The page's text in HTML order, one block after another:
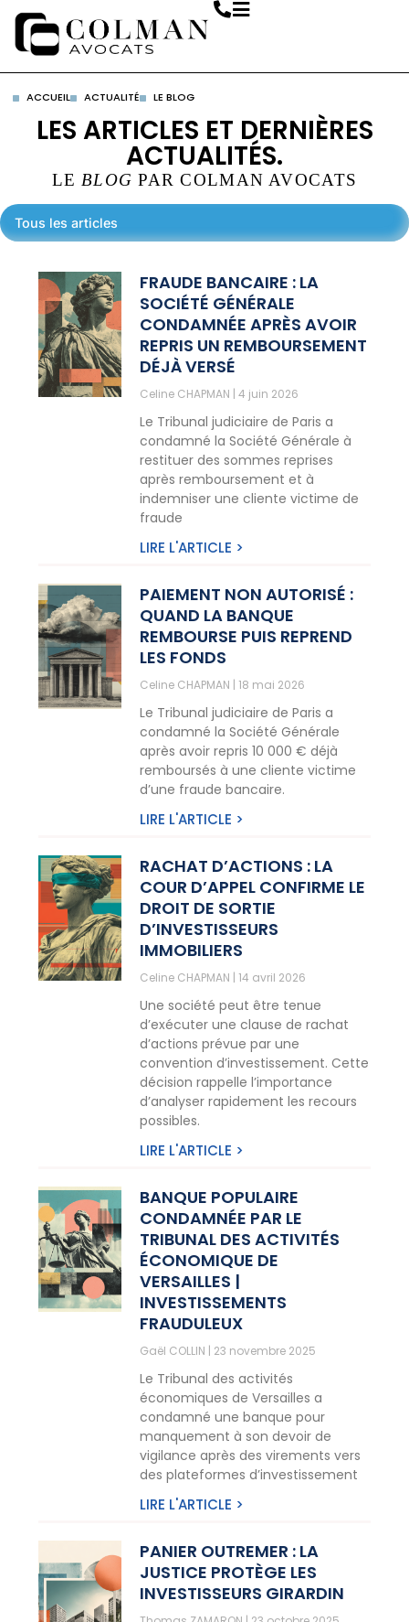
ACCUEIL ACTUALITÉ LE BLOG
LES ARTICLES ET DERNIÈRES
ACTUALITÉS.
LE BLOGPAR COLMAN AVOCATS
Tous les articles
FRAUDE BANCAIRE : LA
SOCIÉTÉ GÉNÉRALE
CONDAMNÉE APRÈS AVOIR
REPRIS UN REMBOURSEMENT
DÉJÀ VERSÉ
Celine CHAPMAN 4 juin 2026
Le Tribunal judiciaire de Paris a
condamné la Société Générale à
restituer des sommes reprises
après remboursement et à
indemniser une cliente victime de
fraude
LIRE L'ARTICLE >
PAIEMENT NON AUTORISÉ :
QUAND LA BANQUE
REMBOURSE PUIS REPREND
LES FONDS
Celine CHAPMAN 18 mai 2026
Le Tribunal judiciaire de Paris a
condamné la Société Générale
après avoir repris 10 000 € déjà
remboursés à une cliente victime
d’une fraude bancaire.
LIRE L'ARTICLE >
RACHAT D’ACTIONS : LA
COUR D’APPEL CONFIRME LE
DROIT DE SORTIE
D’INVESTISSEURS
IMMOBILIERS
Celine CHAPMAN 14 avril 2026
Une société peut être tenue
d’exécuter une clause de rachat
d’actions prévue par une
convention d’investissement. Cette
décision rappelle l’importance
d’analyser rapidement les recours
possibles.
LIRE L'ARTICLE >
BANQUE POPULAIRE
CONDAMNÉE PAR LE
TRIBUNAL DES ACTIVITÉS
ÉCONOMIQUE DE
VERSAILLES |
INVESTISSEMENTS
FRAUDULEUX
Gaël COLLIN 23 novembre 2025
Le Tribunal des activités
économiques de Versailles a
condamné une banque pour
manquement à son devoir de
vigilance après des virements vers
des plateformes d’investissement
LIRE L'ARTICLE >
PANIER OUTREMER : LA
JUSTICE PROTÈGE LES
INVESTISSEURS GIRARDIN